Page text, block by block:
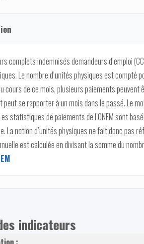
complets indemnisés demandeurs d’emploi
Le nombre d’unités physiques est compté
cours de ce mois, plusieurs paiements
peut se rapporter à un mois dans le passé. Le
statistiques de paiements de l’ONEM sont
La notion d’unités physiques ne fait donc pas
est calculée en divisant la somme du
indicateurs